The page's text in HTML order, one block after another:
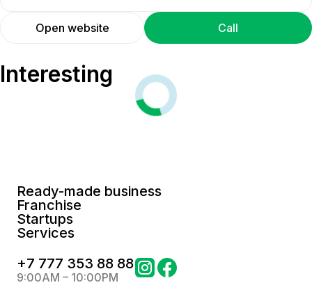
Call
Open website
Interesting
Ready-made business
Franchise
Startups
Services
+7 777 353 88 88
9:00AM – 10:00PM